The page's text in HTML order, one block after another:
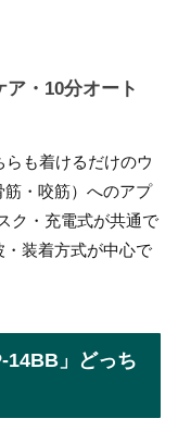
・10分オート
らも着けるだけのウ
筋・咬筋）へのアプ
ク・充電式が共通で
装着方式が中心で
14BB」どっち